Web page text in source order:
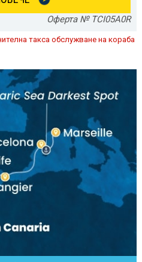
Оферта № TCI05A0R
такса обслужване на кораба